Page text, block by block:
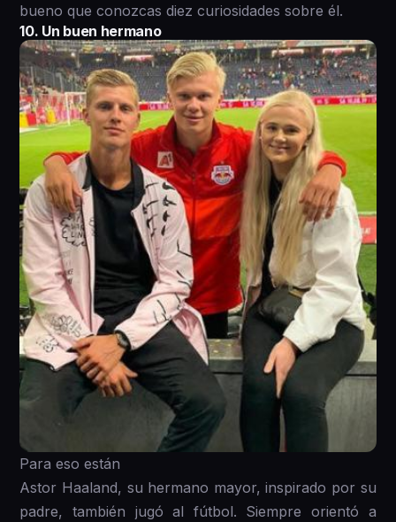
bueno que conozcas diez curiosidades sobre él.
10. Un buen hermano
Para eso están
Astor Haaland, su hermano mayor, inspirado por su
padre, también jugó al fútbol. Siempre orientó a